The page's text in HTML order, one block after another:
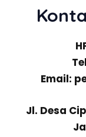
Email:
Jl. Desa